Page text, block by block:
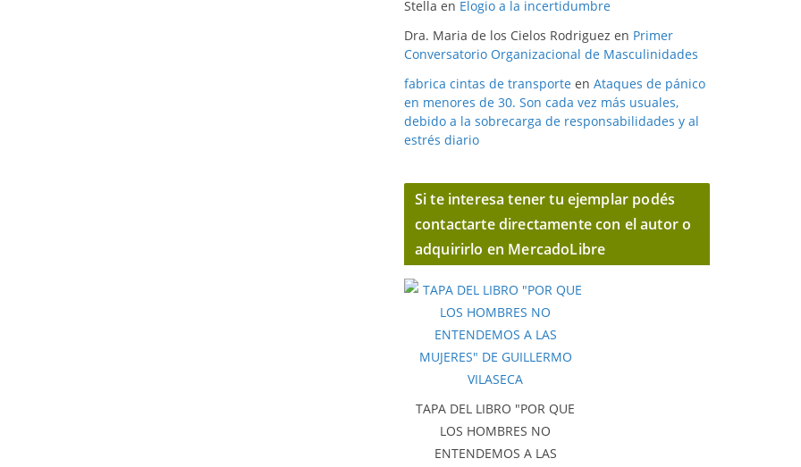
Stella en Elogio a la incertidumbre
Dra. Maria de los Cielos Rodriguez en Primer
Conversatorio Organizacional de Masculinidades
fabrica cintas de transporte en Ataques de pánico
en menores de 30. Son cada vez más usuales,
debido a la sobrecarga de responsabilidades y al
estrés diario
Si te interesa tener tu ejemplar podés
contactarte directamente con el autor o
adquirirlo en MercadoLibre
TAPA DEL LIBRO "POR QUE
LOS HOMBRES NO
ENTENDEMOS A LAS